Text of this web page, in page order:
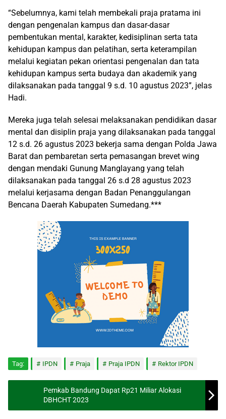
“Sebelumnya, kami telah membekali praja pratama ini
dengan pengenalan kampus dan dasar-dasar
pembentukan mental, karakter, kedisiplinan serta tata
kehidupan kampus dan pelatihan, serta keterampilan
melalui kegiatan pekan orientasi pengenalan dan tata
kehidupan kampus serta budaya dan akademik yang
dilaksanakan pada tanggal 9 s.d. 10 agustus 2023”, jelas
Hadi.
Mereka juga telah selesai melaksanakan pendidikan dasar
mental dan disiplin praja yang dilaksanakan pada tanggal
12 s.d. 26 agustus 2023 bekerja sama dengan Polda Jawa
Barat dan pembaretan serta pemasangan brevet wing
dengan mendaki Gunung Manglayang yang telah
dilaksanakan pada tanggal 26 s.d 28 agustus 2023
melalui kerjasama dengan Badan Penanggulangan
Bencana Daerah Kabupaten Sumedang.***
Tag: IPDN Praja Praja IPDN Rektor IPDN
Pemkab Bandung Dapat Rp21 Miliar Alokasi
DBHCHT 2023